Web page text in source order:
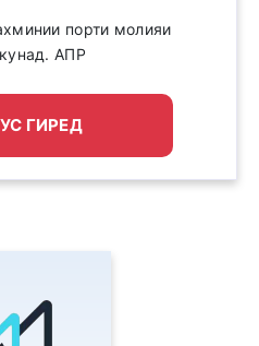
порти молияи
АПР
ГИРЕД